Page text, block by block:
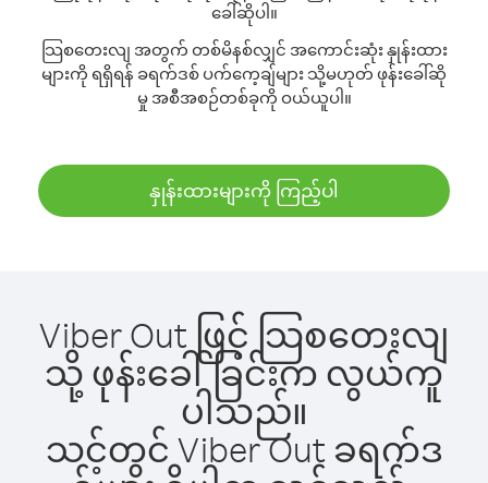
ခေါ်ဆိုပါ။
သြစတေးလျ အတွက် တစ်မိနစ်လျှင် အကောင်းဆုံး နှုန်းထား
များကို ရရှိရန် ခရက်ဒစ် ပက်ကေ့ချ်များ သို့မဟုတ် ဖုန်းခေါ်ဆို
မှု အစီအစဉ်တစ်ခုကို ဝယ်ယူပါ။
နှုန်းထားများကို ကြည့်ပါ
Viber Out ဖြင့် သြစတေးလျ
သို့ ဖုန်းခေါ်ခြင်းက လွယ်ကူ
ပါသည်။
သင့်တွင် Viber Out ခရက်ဒ